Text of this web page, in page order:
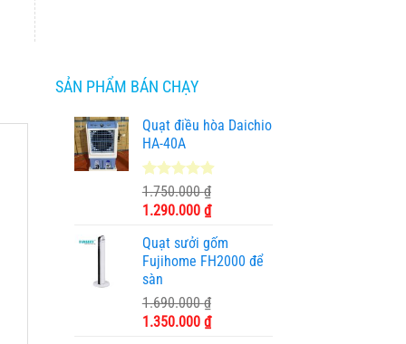
SẢN PHẨM BÁN CHẠY
Quạt điều hòa Daichio
HA-40A
4.89trên 5
dựa trên
9
đánh giá
1.750.000₫
Giá
là:
1.750.000 ₫.
1.290.000 ₫Giá
tại
là:
Quạt sưởi gốm
Fujihome FH2000 để
sàn
1.690.000₫
Giá
1.350.000 ₫Giá